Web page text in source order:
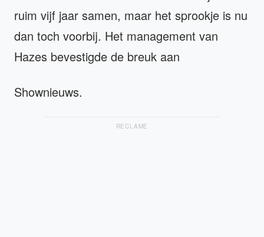
ruim vijf jaar samen, maar het sprookje is nu
dan toch voorbij. Het management van
Hazes bevestigde de breuk aan
Shownieuws.
RECLAME